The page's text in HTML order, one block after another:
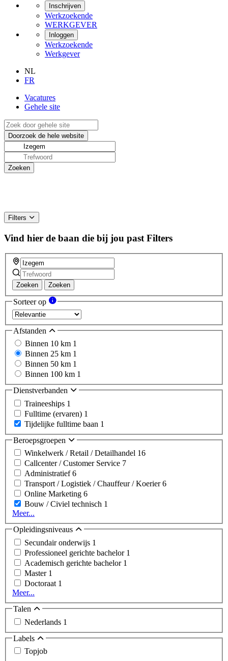
Inschrijven
Werkzoekende
WERKGEVER
Inloggen
Werkzoekende
Werkgever
NL
FR
Vacatures
Gehele site
Filters
Vind hier de baan die bij jou past Filters
Zoeken Zoeken
Sorteer op
Afstanden
Binnen 10 km 1
Binnen 25 km 1
Binnen 50 km 1
Binnen 100 km 1
Dienstverbanden
Traineeships 1
Fulltime (ervaren) 1
Tijdelijke fulltime baan 1
Beroepsgroepen
Winkelwerk / Retail / Detailhandel 16
Callcenter / Customer Service 7
Administratief6
Transport / Logistiek / Chauffeur / Koerier6
Online Marketing 6
Bouw / Civiel technisch 1
Meer...
Opleidingsniveaus
Secundair onderwijs 1
Professioneel gerichte bachelor 1
Academisch gerichte bachelor 1
Master 1
Doctoraat 1
Meer...
Talen
Nederlands 1
Labels
Topjob